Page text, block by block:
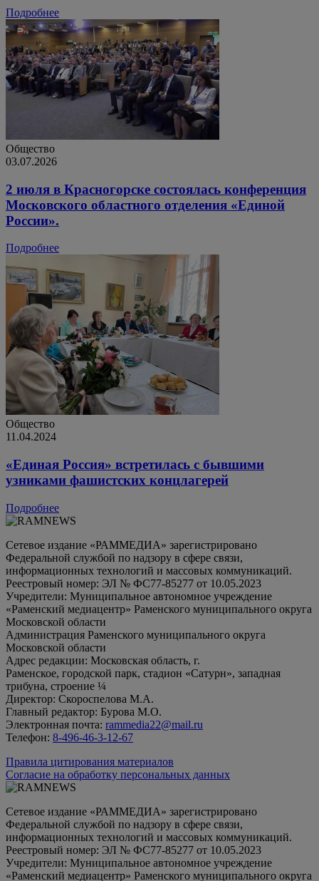
Подробнее
Общество
03.07.2026
2 июля в Красногорске состоялась конференция
Московского областного отделения «Единой
России».
Подробнее
Общество
11.04.2024
«Единая Россия» встретилась с бывшими
узниками фашистских концлагерей
Подробнее
Сетевое издание «РАММЕДИА» зарегистрировано
Федеральной службой по надзору в сфере связи,
информационных технологий и массовых коммуникаций.
Реестровый номер: ЭЛ № ФС77-85277 от 10.05.2023
Учредители: Муниципальное автономное учреждение
«Раменский медиацентр» Раменского муниципального округа
Московской области
Администрация Раменского муниципального округа
Московской области
Адрес редакции: Московская область, г.
Раменское, городской парк, стадион «Сатурн», западная
трибуна, строение ¼
Директор: Скороспелова М.А.
Главный редактор: Бурова М.О.
Электронная почта: rammedia22@mail.ru
Телефон: 8-496-46-3-12-67
Правила цитирования материалов
Согласие на обработку персональных данных
Сетевое издание «РАММЕДИА» зарегистрировано
Федеральной службой по надзору в сфере связи,
информационных технологий и массовых коммуникаций.
Реестровый номер: ЭЛ № ФС77-85277 от 10.05.2023
Учредители: Муниципальное автономное учреждение
«Раменский медиацентр» Раменского муниципального округа